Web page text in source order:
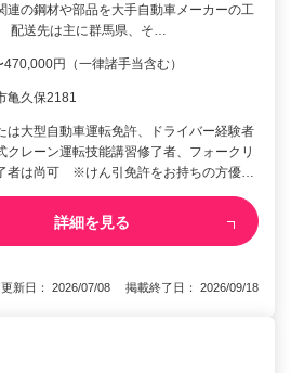
連の鋼材や部品を大手自動車メーカーの工
配送先は主に群馬県、そ…
円（一律諸手当含む）
亀久保2181
は大型自動車運転免許、ドライバー経験者
クレーン運転技能講習修了者、フォークリ
者は尚可 ※けん引免許をお持ちの方優…
詳細を見る
更新日： 2026/07/08 掲載終了日： 2026/09/18